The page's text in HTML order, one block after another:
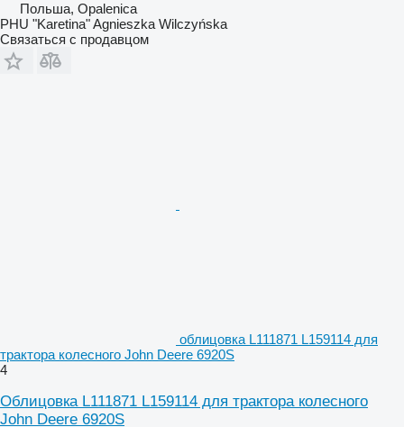
Польша, Opalenica
PHU "Karetina" Agnieszka Wilczyńska
Связаться с продавцом
облицовка L111871 L159114 для
трактора колесного John Deere 6920S
4
Облицовка L111871 L159114 для трактора колесного
John Deere 6920S